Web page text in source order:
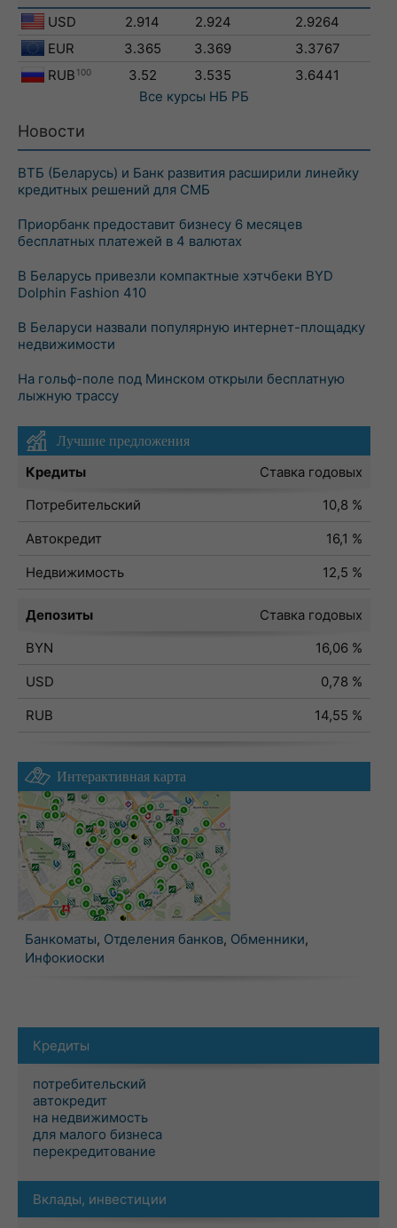
USD 2.914 2.924
2.9264
EUR
3.365 3.369
3.3767
RUB 100 3.52 3.535
3.6441
Все курсы НБ РБ
Новости
ВТБ (Беларусь) и Банк развития расширили линейку
кредитных решений для СМБ
Приорбанк предоставит бизнесу 6 месяцев
бесплатных платежей в 4 валютах
В Беларусь привезли компактные хэтчбеки BYD
Dolphin Fashion 410
В Беларуси назвали популярную интернет-площадку
недвижимости
На гольф-поле под Минском открыли бесплатную
лыжную трассу
Лучшие предложения
Кредиты
Ставка годовых
Потребительский
10,8 %
Автокредит
16,1 %
Недвижимость
12,5 %
Депозиты
Ставка годовых
BYN
16,06 %
USD
0,78 %
RUB
14,55 %
Интерактивная карта
Банкоматы, Отделения банков, Обменники,
Инфокиоски
Кредиты
потребительский
автокредит
на недвижимость
для малого бизнеса
перекредитование
Вклады, инвестиции